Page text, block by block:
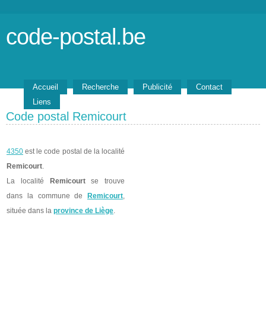
code-postal.be
Accueil Recherche Publicité
Contact
Liens
Code postal Remicourt
4350 est le code postal de la localité
Remicourt.
La localité
Remicourtse trouve
dans la commune de
Remicourt,
située dans la province de Liège.